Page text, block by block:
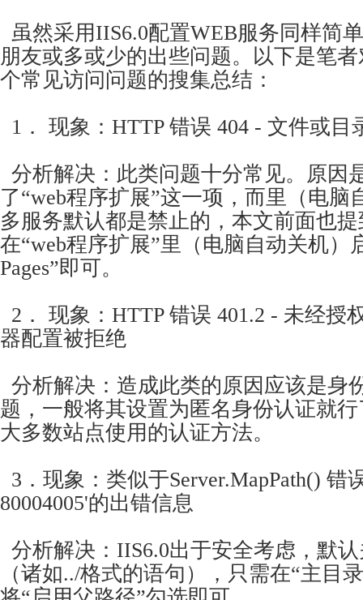
虽然采用IIS6.0配置WEB服务同样简
朋友或多或少的出些问题。以下是笔者
个常见访问问题的搜集总结：
1． 现象：HTTP 错误 404 - 文件或目
分析解决：此类问题十分常见。原因
了“web程序扩展”这一项，而里（电脑
多服务默认都是禁止的，本文前面也
在“web程序扩展”里（电脑自动关机）
Pages”即可。
2． 现象：HTTP 错误 401.2 - 未经授
器配置被拒绝
分析解决：造成此类的原因应该是身
题，一般将其设置为匿名身份认证就
大多数站点使用的认证方法。
3．现象：类似于Server.MapPath() 错
80004005'的出错信息
分析解决：IIS6.0出于安全考虑，默
（诸如../格式的语句），只需在“主目